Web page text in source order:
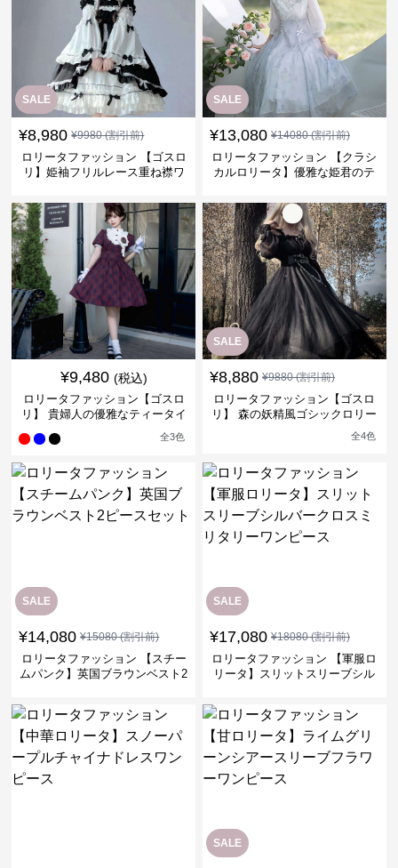
SALE
¥8,980 ¥9980(割引前)
ロリータファッション 【ゴスロ
リ】姫袖フリルレース重ね襟ワ
SALE
¥13,080 ¥14080(割引前)
ロリータファッション 【クラシ
カルロリータ】優雅な姫君のテ
¥9,480 (税込)
ロリータファッション【ゴスロ
リ】 貴婦人の優雅なティータイ
全3色
SALE
¥8,880 ¥9880(割引前)
ロリータファッション【ゴスロ
リ】 森の妖精風ゴシックロリー
全4色
SALE
¥14,080 ¥15080(割引前)
ロリータファッション 【スチー
ムパンク】英国ブラウンベスト2
SALE
¥17,080 ¥18080(割引前)
ロリータファッション 【軍服ロ
リータ】スリットスリーブシル
SALE